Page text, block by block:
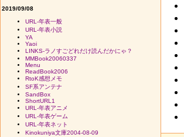
2019/09/08
URL-年表一般
URL-年表小説
YA
Yaoi
LINKS-ラノすごどれだけ読んだかにゃ？
MMBook20060337
Menu
ReadBook2006
RtoK感想メモ
SF系アンテナ
SandBox
ShortURL1
URL-年表アニメ
URL-年表ゲーム
URL-年表ネット
Kinokuniya文庫2004-08-09